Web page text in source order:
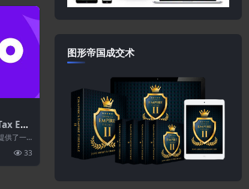
Exe
1.9.
供了一
33
图形帝国成交术